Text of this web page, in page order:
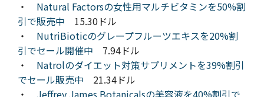
・ Natural Factorsの女性用マルチビタミンを50%割
引で販売中 15.30ドル
・ NutriBioticのグレープフルーツエキスを20%割
引でセール開催中 7.94ドル
・ Natrolのダイエット対策サプリメントを39%割引
でセール販売中 21.34ドル